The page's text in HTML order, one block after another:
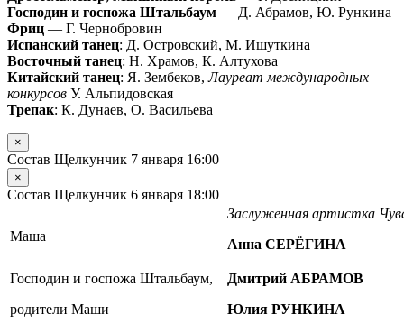
Господин и госпожа Штальбаум — Д. Абрамов, Ю. Рункина
Фриц — Г. Чернобровин
Испанский танец: Д. Островский, М. Ишуткина
Восточный танец: Н. Храмов, К. Алтухова
Китайский танец: Я. Зембеков,Лауреат международных
конкурсов У. Альпидовская
Трепак: К. Дунаев, О. Васильева
×
Состав Щелкунчик 7 января 16:00
×
Состав Щелкунчик 6 января 18:00
Маша
Заслуженная артистка
Анна СЕРЁГИНА
Господин и госпожа Штальбаум,
родители Маши
Дмитрий АБРАМОВ
Юлия РУНКИНА